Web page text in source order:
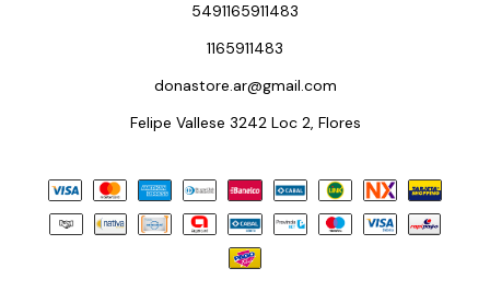
5491165911483
1165911483
donastore.ar@gmail.com
Felipe Vallese 3242 Loc 2, Flores